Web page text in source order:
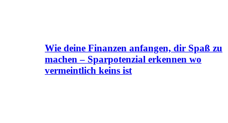
Wie deine Finanzen anfangen, dir Spaß zu
machen – Sparpotenzial erkennen wo
vermeintlich keins ist